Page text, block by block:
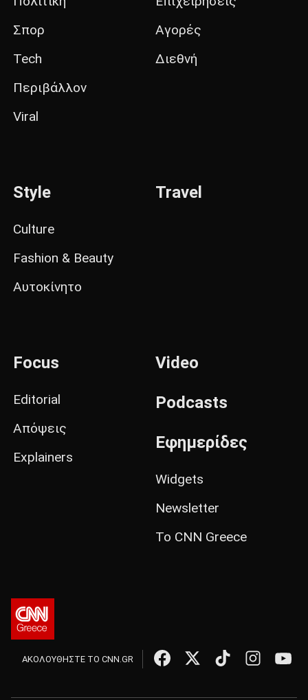
Σπορ
Tech
Περιβάλλον
Viral
Αγορές
Διεθνή
Style
Culture
Fashion & Beauty
Αυτοκίνητο
Travel
Focus
Editorial
Απόψεις
Explainers
Video
Podcasts
Εφημερίδες
Widgets
Newsletter
Το CNN Greece
ΑΚΟΛΟΥΘΗΣΤΕ ΤΟ CNN.GR